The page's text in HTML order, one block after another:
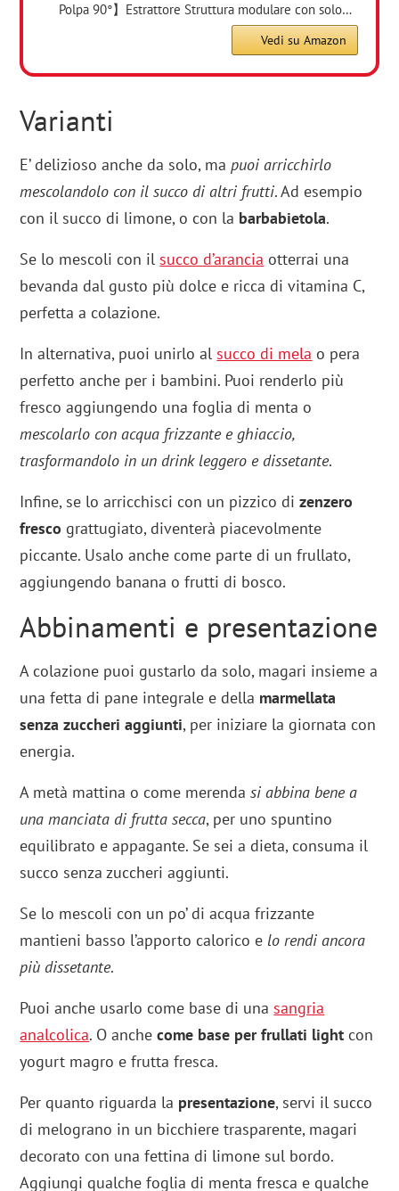
Polpa 90°】Estrattore Struttura modulare con solo…
Vedi su Amazon
Varianti
E’ delizioso anche da solo, mapuoi arricchirlo
mescolandolo con il succo di altri frutti. Ad esempio
con il succo di limone, o con la barbabietola.
Se lo mescoli con il succo d’arancia otterrai una
bevanda dal gusto più dolce e ricca di vitamina C,
perfetta a colazione.
In alternativa, puoi unirlo al succo di mela o pera
perfetto anche per i bambini. Puoi renderlo più
fresco aggiungendo una foglia di menta o
mescolarlo con acqua frizzante e ghiaccio,
trasformandolo in un drink leggero e dissetante.
Infine, se lo arricchisci con un pizzico dizenzero
fresco grattugiato, diventerà piacevolmente
piccante. Usalo anche come parte di un frullato,
aggiungendo banana o frutti di bosco.
Abbinamenti e presentazione
A colazione puoi gustarlo da solo, magari insieme a
una fetta di pane integrale e della marmellata
senza zuccheri aggiunti, per iniziare la giornata con
energia.
A metà mattina o come merendasi abbina bene a
una manciata di frutta secca, per uno spuntino
equilibrato e appagante. Se sei a dieta, consuma il
succo senza zuccheri aggiunti.
Se lo mescoli con un po’ di acqua frizzante
mantieni basso l’apporto calorico e lo rendi ancora
più dissetante.
Puoi anche usarlo come base di una sangria
analcolica. O anche come base per frullati light con
yogurt magro e frutta fresca.
Per quanto riguarda la presentazione, servi il succo
di melograno in un bicchiere trasparente, magari
decorato con una fettina di limone sul bordo.
Aggiungi qualche foglia di menta fresca e qualche